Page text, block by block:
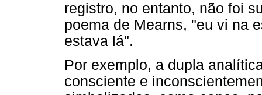
registro, no entanto, não foi
poema de Mearns, "eu vi na
estava lá".
Por exemplo, a dupla
consciente e